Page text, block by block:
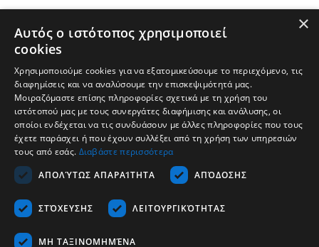
Tvrtka
Karijera
×
Αυτός ο ιστότοπος χρησιμοποιεί
cookies
Χρησιμοποιούμε cookies για να εξατομικεύσουμε το περιεχόμενο, τις
διαφημίσεις και να αναλύσουμε την επισκεψιμότητά μας.
Μοιραζόμαστε επίσης πληροφορίες σχετικά με τη χρήση του
ιστότοπού μας με τους συνεργάτες διαφήμισης και ανάλυσης, οι
οποίοι ενδέχεται να τις συνδυάσουν με άλλες πληροφορίες που τους
έχετε παράσχει ή που έχουν συλλέξει από τη χρήση των υπηρεσιών
τους από εσάς. Διαβάστε περισσότερα
ΑΠΟΛΎΤΩΣ ΑΠΑΡΑΊΤΗΤΑ
ΑΠΌΔΟΣΗΣ
ΣΤΌΧΕΥΣΗΣ ΛΕΙΤΟΥΡΓΙΚΌΤΗΤΑΣ
ΜΗ ΤΑΞΙΝΟΜΗΜΈΝΑ